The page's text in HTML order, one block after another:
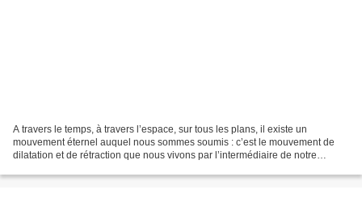
A travers le temps, à travers l’espace, sur tous les plans, il existe un
mouvement éternel auquel nous sommes soumis : c’est le mouvement de
dilatation et de rétraction que nous vivons par l’intermédiaire de notre